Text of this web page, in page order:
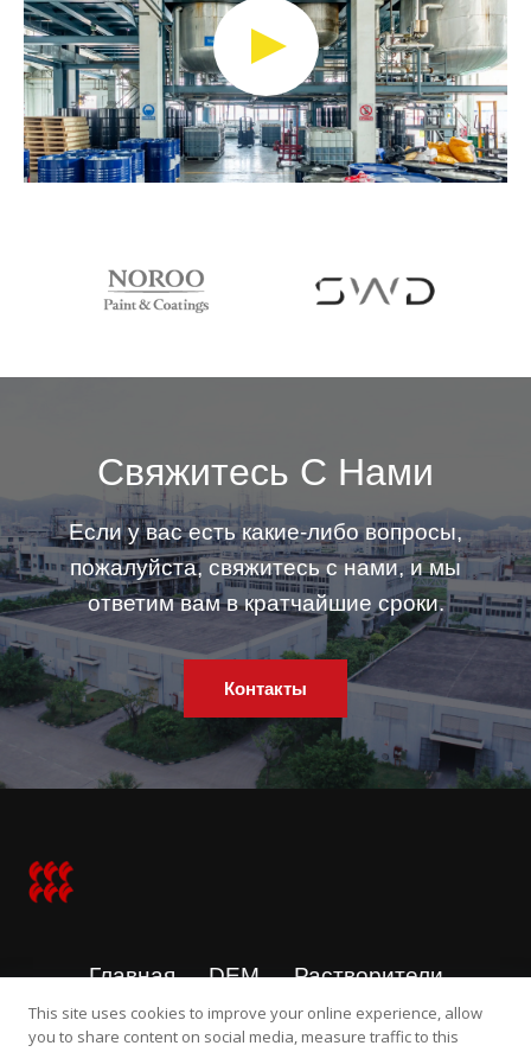
Свяжитесь С Нами
Если у вас есть какие-либо вопросы,
пожалуйста, свяжитесь с нами, и мы
ответим вам в кратчайшие сроки.
Контакты
Главная DEM
Растворители
О нас
Indonesian
French
This site uses cookies to improve your online experience, allow
you to share content on social media, measure traffic to this